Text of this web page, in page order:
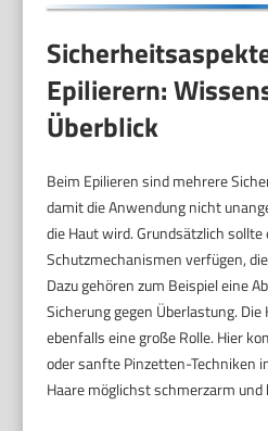
Epilierern:
Überblick
Beim Epilieren sind mehrere
damit die Anwendung nicht
die Haut wird. Grundsätzlich sollte
Schutzmechanismen verfügen,
Dazu gehören zum Beispiel eine
Sicherung gegen Überlastung.
ebenfalls eine große Rolle. Hier
oder sanfte Pinzetten-Techniken
Haare möglichst schmerzarm